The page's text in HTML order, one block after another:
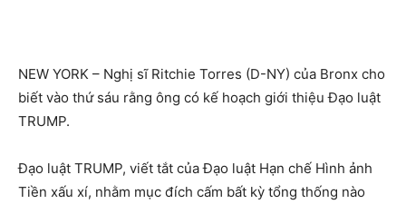
NEW YORK – Nghị sĩ Ritchie Torres (D-NY) của Bronx cho
biết vào thứ sáu rằng ông có kế hoạch giới thiệu Đạo luật
TRUMP.
Đạo luật TRUMP, viết tắt của Đạo luật Hạn chế Hình ảnh
Tiền xấu xí, nhằm mục đích cấm bất kỳ tổng thống nào